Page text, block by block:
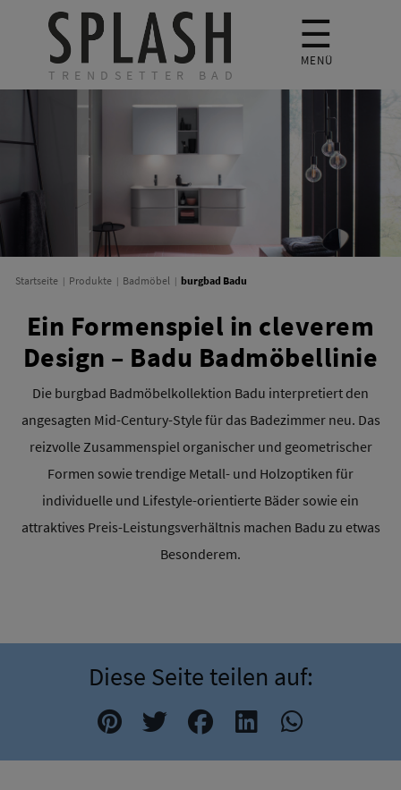
TRENDSETTER BAD
☰
MENÜ
Startseite Produkte Badmöbel burgbad Badu
Ein Formenspiel in cleverem
Design – Badu Badmöbellinie
Die burgbad Badmöbelkollektion Badu interpretiert den
angesagten Mid-Century-Style für das Badezimmer neu. Das
reizvolle Zusammenspiel organischer und geometrischer
Formen sowie trendige Metall- und Holzoptiken für
individuelle und Lifestyle-orientierte Bäder sowie ein
attraktives Preis-Leistungsverhältnis machen Badu zu etwas
Besonderem.
Diese Seite teilen auf: